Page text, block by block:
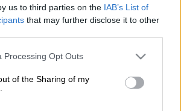
us to third parties on the IAB’s List of
that may further disclose it to other
website/app uses one or more Google
or usage behaviour. You may click to
to Google and its third-party tags to
specified purposes in below Google
Processing Opt Outs
of the Sharing of my
τέλος στην
Πέθανε η 17χρονη
νοσηλευόταν στη ΜΕΘ